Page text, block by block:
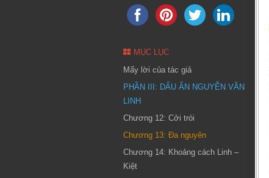
MỤC LỤC
Mấy lời của tác giả
PHẦN III: DẤU ẤN NGUYỄN VĂN
LINH
Chương 12: Cởi trói
Chương 13: Đa nguyên
Chương 14: Khoảng cách Linh –
Kiệt